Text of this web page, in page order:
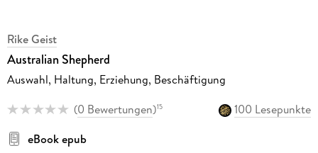
Rike Geist
Australian Shepherd
Auswahl, Haltung, Erziehung, Beschäftigung
(0 Bewertungen)15
100 Lesepunkte
eBook epub